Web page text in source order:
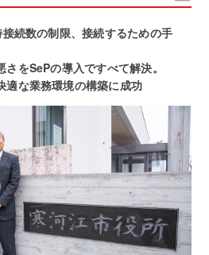
続数の制限、接続するための手
をSePの導入ですべて解決。
適な業務環境の構築に成功